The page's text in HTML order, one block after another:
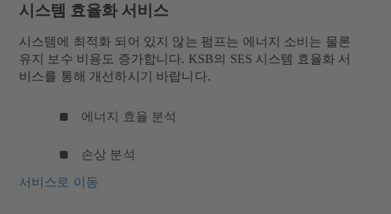
시스템 효율화 서비스
시스템에 최적화 되어 있지 않는 펌프는 에너지 소비는 물론
유지 보수 비용도 증가합니다. KSB의 SES 시스템 효율화 서
비스를 통해 개선하시기 바랍니다.
에너지 효율 분석
손상 분석
서비스로 이동